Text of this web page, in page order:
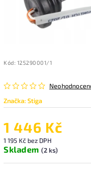
Kód: 125290001/1
Značka:Stiga
1 446 Kč
1 195 Kč bez DPH
Skladem (2 ks)